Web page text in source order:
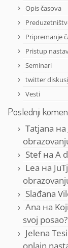
Opis časova
Pripremanje
Pristup
Seminari
twitter
Vesti
Poslednji
Tatjana на
Stefна A
Lea на
Slađana
Ana на
svoj posao?
Jelena